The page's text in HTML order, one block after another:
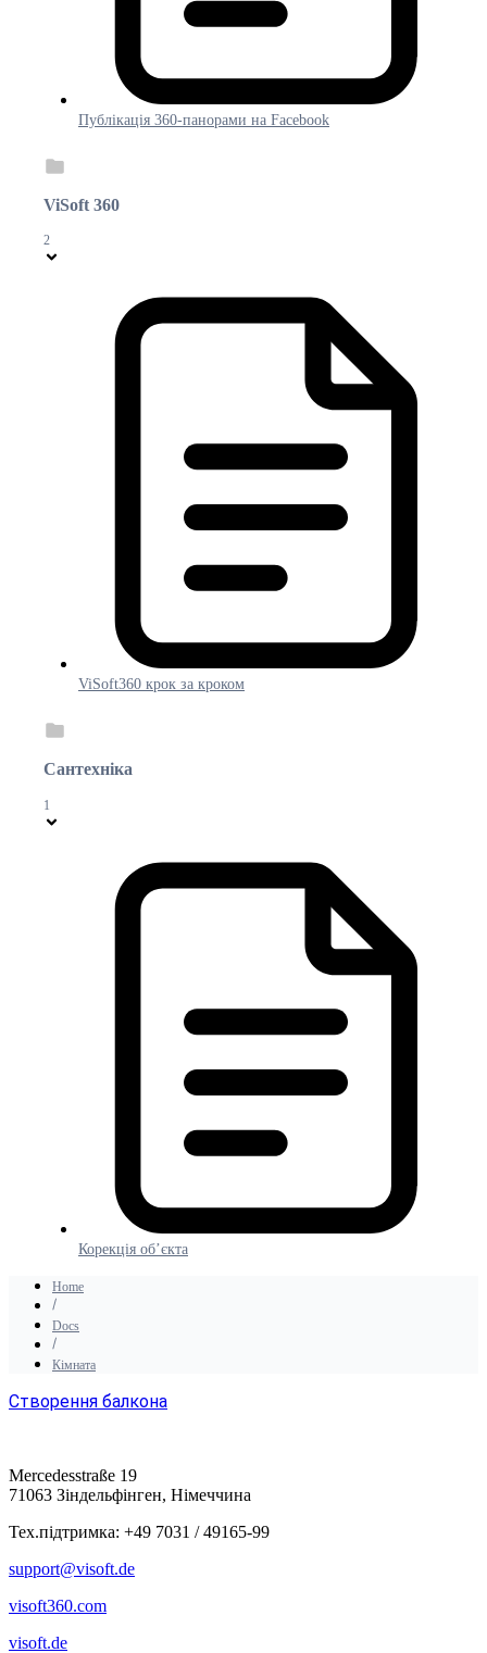
Публікація 360-панорами на Facebook
ViSoft 360
2
ViSoft360 крок за кроком
Сантехніка
1
Корекція об’єкта
Home
Docs
Кімната
Створення балкона
Mercedesstraße 19
71063 Зіндельфінген, Німеччина
Тех.підтримка: +49 7031 / 49165-99
support@visoft.de
visoft360.com
visoft.de